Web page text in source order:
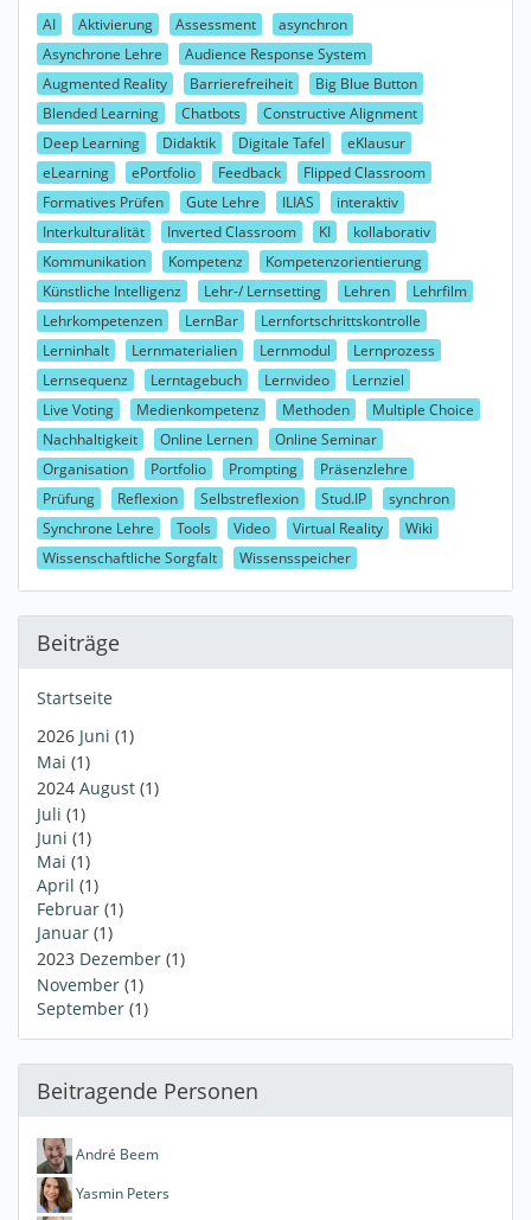
AI Aktivierung Assessment
asynchron
Asynchrone Lehre
Audience Response System
Augmented Reality
Barrierefreiheit
Big Blue Button
Blended Learning
Chatbots
Constructive Alignment
Deep Learning
Didaktik Digitale Tafel
eKlausur
eLearning
ePortfolio Feedback
Flipped Classroom
Formatives Prüfen
Gute Lehre ILIAS
interaktiv
Interkulturalität
Inverted Classroom KI
kollaborativ
Kommunikation
Kompetenz
Kompetenzorientierung
Künstliche Intelligenz
Lehr-/ Lernsetting Lehren
Lehrfilm
Lehrkompetenzen
LernBar
Lernfortschrittskontrolle
Lerninhalt
Lernmaterialien Lernmodul
Lernprozess
Lernsequenz
Lerntagebuch Lernvideo
Lernziel
Live Voting
Medienkompetenz Methoden
Multiple Choice
Nachhaltigkeit
Online Lernen
Online Seminar
Organisation
Portfolio Prompting
Präsenzlehre
Prüfung
Reflexion Selbstreflexion Stud.IP
synchron
Synchrone Lehre
Tools Video Virtual Reality
Wiki
Wissenschaftliche Sorgfalt
Wissensspeicher
Beiträge
Startseite
2026 Juni (1)
Mai (1)
2024 August (1)
Juli (1)
Juni (1)
Mai (1)
April (1)
Februar (1)
Januar (1)
2023 Dezember (1)
November (1)
September (1)
Beitragende Personen
André Beem
Yasmin Peters